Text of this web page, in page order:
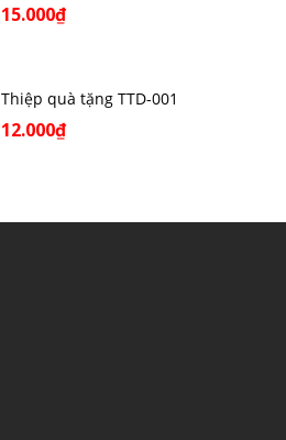
15.000₫
Thiệp quà tặng TTD-001
12.000₫